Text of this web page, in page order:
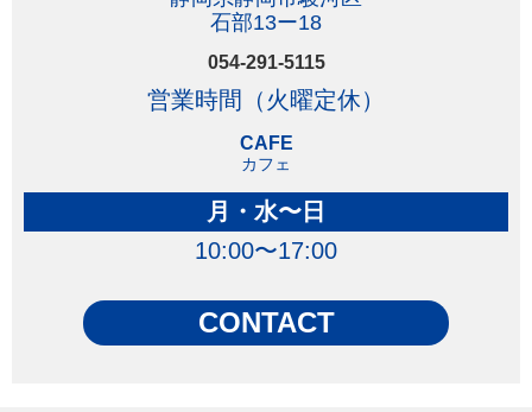
石部13ー18
054-291-5115
営業時間（火曜定休）
CAFE
カフェ
月・水〜日
10:00〜17:00
CONTACT